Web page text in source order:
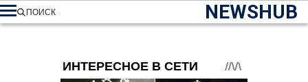
NEWSHUB
ПОИСК